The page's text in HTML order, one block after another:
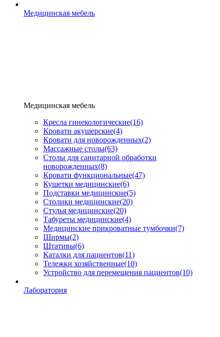
Медицинская мебель
Медицинская мебель
Кресла гинекологические(16)
Кровати акушерские(4)
Кровати для новорожденных(2)
Массажные столы(63)
Столы для санитарной обработки
новорожденных(8)
Кровати функциональные(47)
Кушетки медицинские(6)
Подставки медицинские(5)
Столики медицинские(20)
Стулья медицинские(20)
Табуреты медицинские(4)
Медицинские прикроватные тумбочки(7)
Ширмы(2)
Штативы(6)
Каталки для пациентов(11)
Тележки хозяйственные(10)
Устройство для перемещения пациентов(10)
Лаборатория